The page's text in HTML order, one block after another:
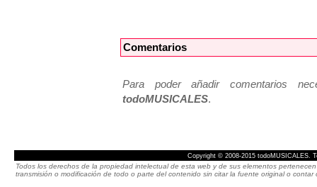
Comentarios
Para poder añadir comentarios
todoMUSICALES.
Copyright © 2008-2015 todoMUSICALES.
Todos los derechos de la propiedad intelectual de esta web y de sus elementos
transmisión o modificación de todo o parte del contenido sin citar la fuente original o